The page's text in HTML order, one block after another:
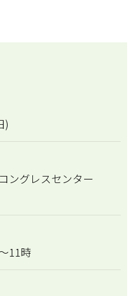
)
ングレスセンター
11時